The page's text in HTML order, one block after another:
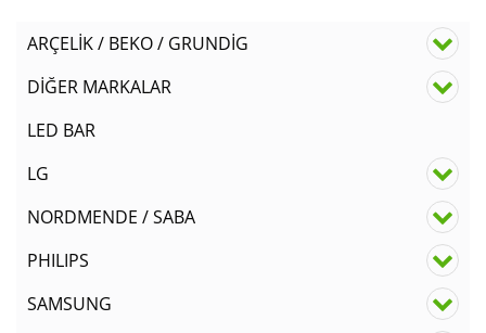
ARÇELİK / BEKO / GRUNDİG
DİĞER MARKALAR
LED BAR
LG
NORDMENDE / SABA
PHILIPS
SAMSUNG